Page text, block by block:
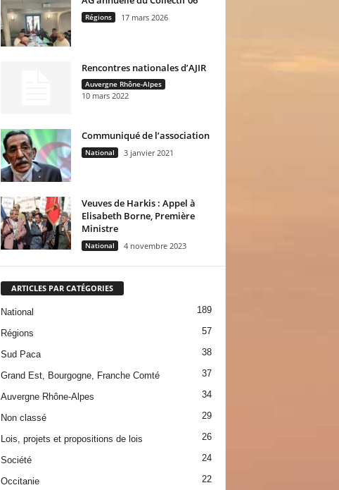
Régions 17 mars 2026
Rencontres nationales d’AJIR
Auvergne Rhône-Alpes
10 mars 2022
Communiqué de l’association
National 3 janvier 2021
Veuves de Harkis : Appel à
Elisabeth Borne, Première
Ministre
National 4 novembre 2023
ARTICLES PAR CATÉGORIES
National 189
Régions 57
Sud Paca 38
Grand Est, Bourgogne, Franche Comté 37
Auvergne Rhône-Alpes 34
Non classé 29
Lois, projets et propositions de lois 26
Société 24
Occitanie 22